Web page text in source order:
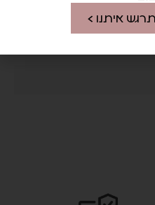
איתנו >